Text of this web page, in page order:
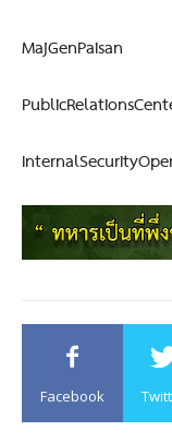
MajGenPaisan
Facebook